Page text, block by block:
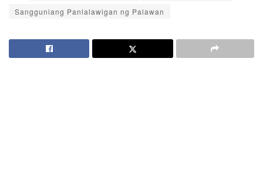
Sangguniang Panlalawigan ng Palawan